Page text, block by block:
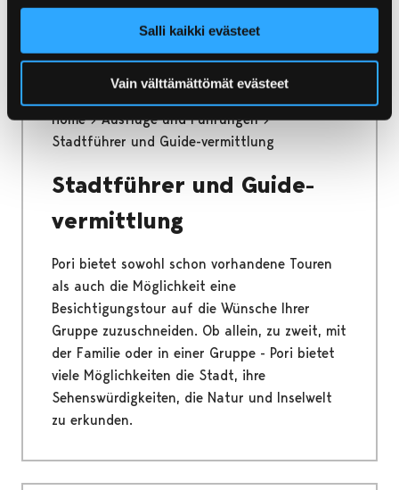
Salli kaikki evästeet
Vain välttämättömät evästeet
Home
Ausflüge und Führungen
Stadtführer und Guide-vermittlung
Stadtführer und Guide-
vermittlung
Pori bietet sowohl schon vorhandene Touren
als auch die Möglichkeit eine
Besichtigungstour auf die Wünsche Ihrer
Gruppe zuzuschneiden. Ob allein, zu zweit, mit
der Familie oder in einer Gruppe - Pori bietet
viele Möglichkeiten die Stadt, ihre
Sehenswürdigkeiten, die Natur und Inselwelt
zu erkunden.